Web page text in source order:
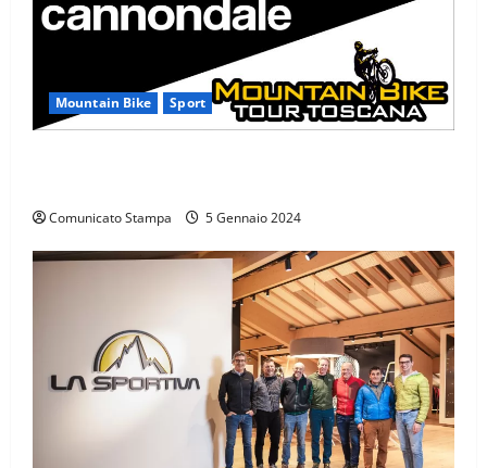
Mountain Bike Sport
Comunicato Stampa 5 Gennaio 2024